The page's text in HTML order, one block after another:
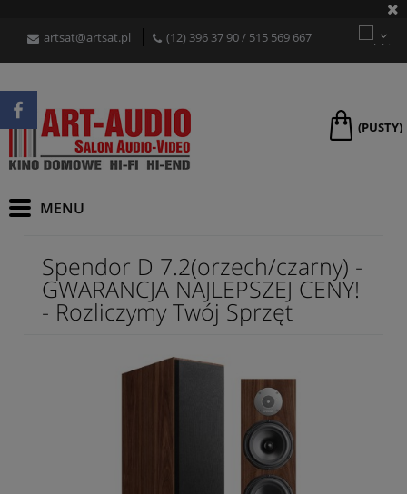
artsat@artsat.pl (12) 396 37 90/ 515 569 667
(PUSTY)
Spendor D 7.2(orzech/czarny) -
GWARANCJA NAJLEPSZEJ CENY!
- Rozliczymy Twój Sprzęt